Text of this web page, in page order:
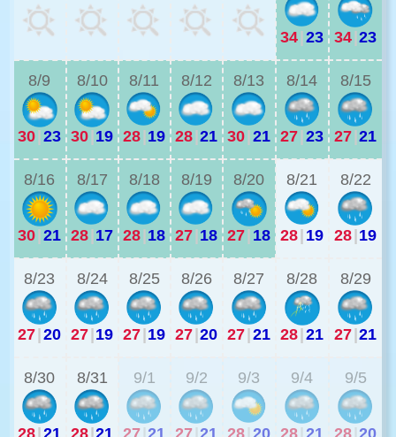
34|23 34|23
8/9
30|23
8/10
30|19
8/11
28|19
8/12
28|21
8/13
30|21
8/14
27|23
8/15
27|21
8/16
30|21
8/17
28|17
8/18
28|18
8/19
27|18
8/20
27| 18
8/21
28| 19
8/22
28|19
8/23
27|20
8/24
27|19
8/25
27|19
8/26
27|20
8/27
27|21
8/28
28|21
8/29
27|21
8/30
28|21
8/31
28|21
9/1
27 21
9/2
27 21
9/3
28 20
9/4
28 21
9/5
28 20